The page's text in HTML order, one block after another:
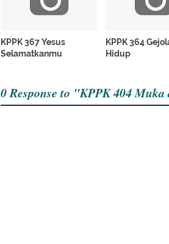
KPPK 367 Yesus
Selamatkanmu
KPPK 364
Hidup
0 Response to "KPPK 404